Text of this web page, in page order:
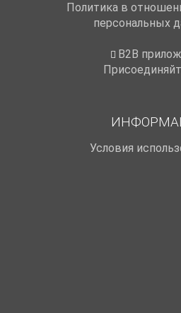
Политика в
персональных
B2B
Условия